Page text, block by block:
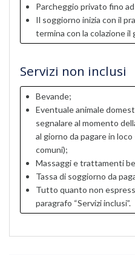
Parcheggio privato fino
Il soggiorno inizia con il
termina con la colazione il
Servizi non inclusi
Bevande;
Eventuale animale
segnalare al momento
al giorno da pagare in
comuni);
Massaggi e trattamenti
Tassa di soggiorno da
Tutto quanto non
paragrafo “Servizi inclusi”.